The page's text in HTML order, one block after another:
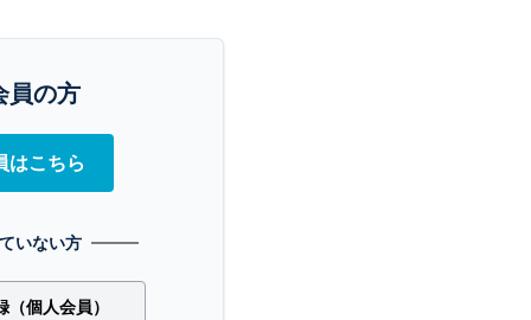
員の方
はこちら
いない方
個人会員）